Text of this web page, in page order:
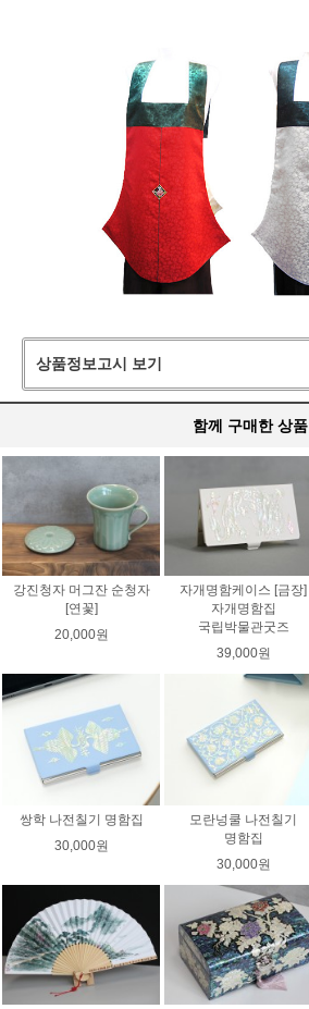
상품정보고시 보기
함께 구매한 상품
강진청자 머그잔 순청자
[연꽃]
20,000원
자개명함케이스 [금장]
자개명함집
국립박물관굿즈
39,000원
쌍학 나전칠기 명함집
30,000원
모란넝쿨 나전칠기
명함집
30,000원